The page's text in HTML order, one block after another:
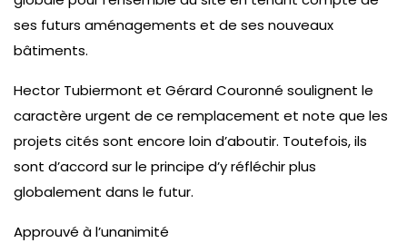
ses futurs aménagements et de ses nouveaux
bâtiments.
Hector Tubiermont et Gérard Couronné soulignent le
caractère urgent de ce remplacement et note que les
projets cités sont encore loin d’aboutir. Toutefois, ils
sont d’accord sur le principe d’y réfléchir plus
globalement dans le futur.
Approuvé à l’unanimité